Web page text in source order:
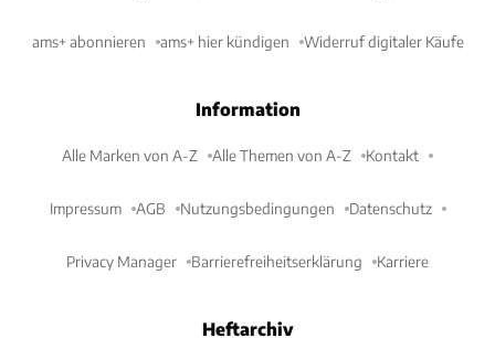
ams+ abonnieren ams+ hier kündigen Widerruf digitaler Käufe
Information
Alle Marken von A-Z Alle Themen von A-Z Kontakt
Impressum AGB Nutzungsbedingungen Datenschutz
Privacy Manager Barrierefreiheitserklärung Karriere
Heftarchiv